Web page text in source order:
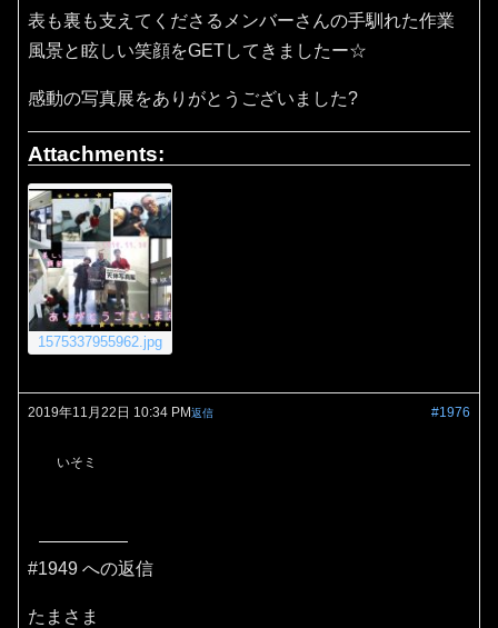
表も裏も支えてくださるメンバーさんの手馴れた作業
風景と眩しい笑顔をGETしてきましたー☆
感動の写真展をありがとうございました?
Attachments:
1575337955962.jpg
2019年11月22日 10:34 PM #1976
返信
いそミ
#1949 への返信
たまさま